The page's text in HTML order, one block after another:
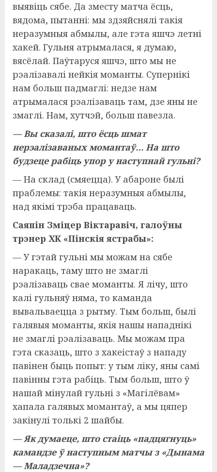
выявіць сябе. Да зместу матча ёсць,
вядома, пытанні: мы здзяйснялі такія
неразумныя абмылы, але гэта яшчэ летні
хакей. Гульня атрымалася, я думаю,
вясёлай. Паўтаруся яшчэ, што мы не
рэалізавалі нейкія моманты. Супернікі
нам больш падмаглі: недзе нам
атрымалася рэалізаваць там, дзе яны не
змаглі. Нам, хутчэй, больш павезла.
— Вы сказалі, што ёсць шмат
нерэалізаваных момантаў… На што
будзеце рабіць упор у наступнай гульні?
— На склад (смяецца). У абароне былі
праблемы: такія неразумныя абмылы,
над якімі трэба працаваць.
Саяпін Зміцер Віктаравіч, галоўны
трэнер ХК «Пінскія ястрабы»:
— У гэтай гульні мы можам на сябе
наракаць, таму што не змаглі
рэалізаваць свае моманты. Я лічу, што
калі гульняў няма, то каманда
вывальваецца з рытму. Тым больш, былі
галявыя моманты, якія нашы нападнікі
не змаглі рэалізаваць. Мы можам пра
гэта сказаць, што з хакеістаў з нападу
павінен быць попыт: у тым ліку, яны самі
павінны гэта рабіць. Тым больш, што ў
нашай мінулай гульні з «Магілёвам»
хапала галявых момантаў, а мы цяпер
закінулі толькі 2 шайбы.
— Як думаеце, што стаіць «падцягнуць»
камандзе ў наступным матчы з «Дынама
— Маладзечна»?